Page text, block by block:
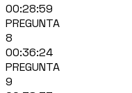
00:28:59
PREGUNTA
8
00:36:24
PREGUNTA
9